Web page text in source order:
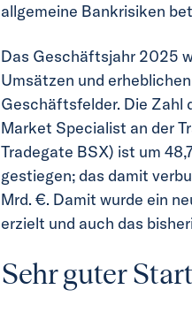
allgemeine Bankrisiken
Das Geschäftsjahr 2025
Umsätzen und
Geschäftsfelder. Die Zahl
Market Specialist an der
Tradegate BSX) ist um
gestiegen; das damit
Mrd. €. Damit wurde ein
erzielt und auch das
Sehr guter